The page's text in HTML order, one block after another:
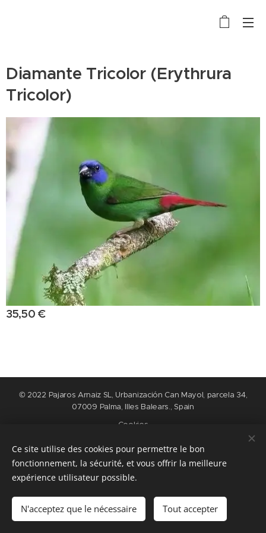
Diamante Tricolor (Erythrura
Tricolor)
35,50 €
Ajouter au panier
© 2022 Pajaros Arnaiz SL, Urbanización Can Mayol, parcela 34,
07009 Palma, Illes Balears., Spain
Cookies
Langues
Nederlands
English Español Français
Ce site utilise des cookies pour permettre le bon
fonctionnement, la sécurité, et vous offrir la meilleure
expérience utilisateur possible.
N'acceptez que le nécessaire Tout accepter